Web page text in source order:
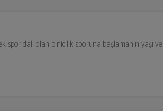
spor dalı olan binicilik sporuna başlamanın yaşı ve